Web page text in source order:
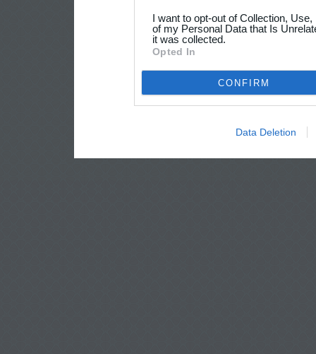
I want to opt-out of Collection,
of my Personal Data that Is
it was collected.
Opted In
CONFIRM
Data Deletion